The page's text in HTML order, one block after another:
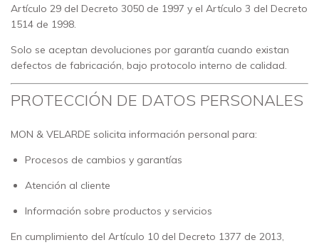
Artículo 29 del Decreto 3050 de 1997 y el Artículo 3 del Decreto
1514 de 1998.
Solo se aceptan devoluciones por garantía cuando existan
defectos de fabricación, bajo protocolo interno de calidad.
PROTECCIÓN DE DATOS PERSONALES
MON & VELARDE solicita información personal para:
Procesos de cambios y garantías
Atención al cliente
Información sobre productos y servicios
En cumplimiento del Artículo 10 del Decreto 1377 de 2013,